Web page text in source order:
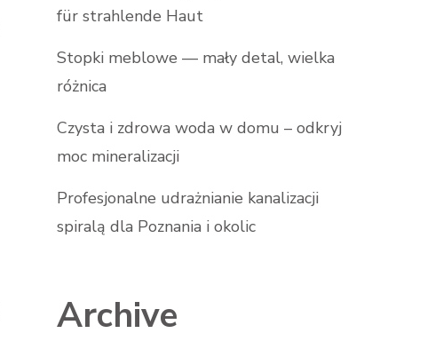
für strahlende Haut
Stopki meblowe — mały detal, wielka
różnica
Czysta i zdrowa woda w domu – odkryj
moc mineralizacji
Profesjonalne udrażnianie kanalizacji
spiralą dla Poznania i okolic
Archive